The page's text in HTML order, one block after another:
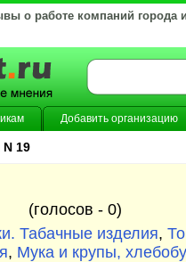
о работе компаний города
Добавить организацию
19
(голосов - 0)
Табачные изделия,
, Мука и крупы,